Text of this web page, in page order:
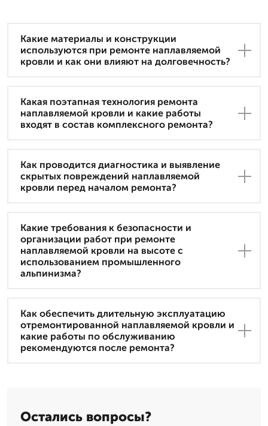
Какие материалы и конструкции
используются при ремонте наплавляемой
кровли и как они влияют на долговечность?
Какая поэтапная технология ремонта
наплавляемой кровли и какие работы
входят в состав комплексного ремонта?
Как проводится диагностика и выявление
скрытых повреждений наплавляемой
кровли перед началом ремонта?
Какие требования к безопасности и
организации работ при ремонте
наплавляемой кровли на высоте с
использованием промышленного
альпинизма?
Как обеспечить длительную эксплуатацию
отремонтированной наплавляемой кровли и
какие работы по обслуживанию
рекомендуются после ремонта?
Остались вопросы?